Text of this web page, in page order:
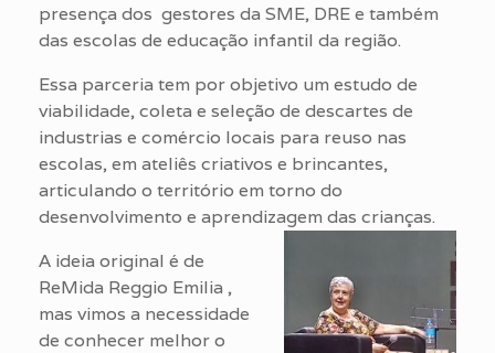
presença dos gestores da SME, DRE e também
das escolas de educação infantil da região.
Essa parceria tem por objetivo um estudo de
viabilidade, coleta e seleção de descartes de
industrias e comércio locais para reuso nas
escolas, em ateliês criativos e brincantes,
articulando o território em torno do
desenvolvimento e aprendizagem das crianças.
A ideia original é de
ReMida Reggio Emilia ,
mas vimos a necessidade
de conhecer melhor o